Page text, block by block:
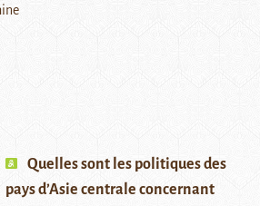
Quelles sont les politiques des
pays d’Asie centrale concernant